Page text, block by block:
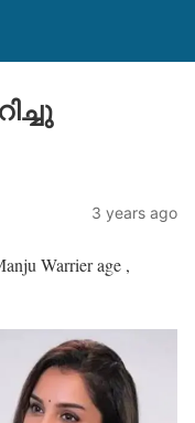
3 years ago
Warrier age ,